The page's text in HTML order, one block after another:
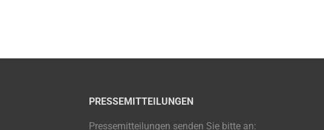
PRESSEMITTEILUNGEN
Pressemitteilungen senden Sie bitte an: